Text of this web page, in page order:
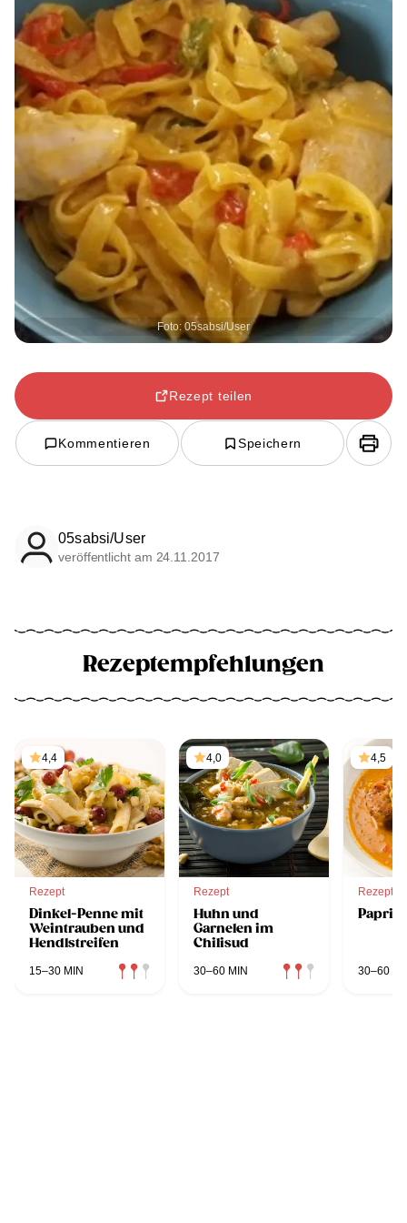
Foto: 05sabsi/User
Rezept teilen
Kommentieren Speichern
05sabsi/User
veröffentlicht am 24.11.2017
Rezeptempfehlungen
4,4
Rezept
Dinkel-Penne mit
Weintrauben und
Hendlstreifen
15–30 MIN
4,0
Rezept
Huhn und
Garnelen im
Chilisud
30–60 MIN
4,5
Rezept
30–60